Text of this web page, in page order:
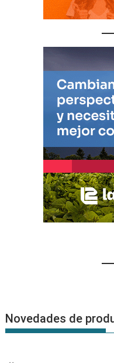
Novedades de